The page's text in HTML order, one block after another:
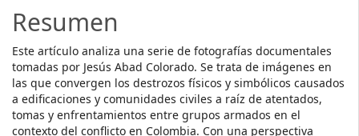
Resumen
Este artículo analiza una serie de fotografías documentales
tomadas por Jesús Abad Colorado. Se trata de imágenes en
las que convergen los destrozos físicos y simbólicos causados
a edificaciones y comunidades civiles a raíz de atentados,
tomas y enfrentamientos entre grupos armados en el
contexto del conflicto en Colombia. Con una perspectiva